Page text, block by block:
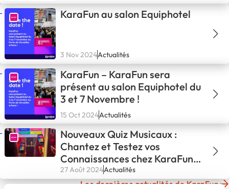
KaraFun au salon Equiphotel
3 Nov 2024Actualités
KaraFun – KaraFun sera
présent au salon Equiphotel du
3 et 7 Novembre !
15 Oct 2024Actualités
Nouveaux Quiz Musicaux :
Chantez et Testez vos
Connaissances chez KaraFun
Bar
27 Août 2024Actualités
Les dernières actualités de KaraFun